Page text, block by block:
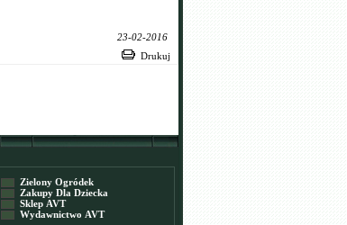
23-02-2016
Drukuj
Zielony Ogródek
Zakupy Dla Dziecka
Sklep AVT
Wydawnictwo AVT